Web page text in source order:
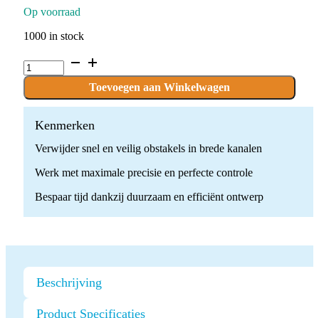
Op voorraad
1000 in stock
Endo
herbehandelingstip
ET
40
quantity
Toevoegen aan Winkelwagen
Kenmerken
Verwijder snel en veilig obstakels in brede kanalen
Werk met maximale precisie en perfecte controle
Bespaar tijd dankzij duurzaam en efficiënt ontwerp
Beschrijving
Product Specificaties